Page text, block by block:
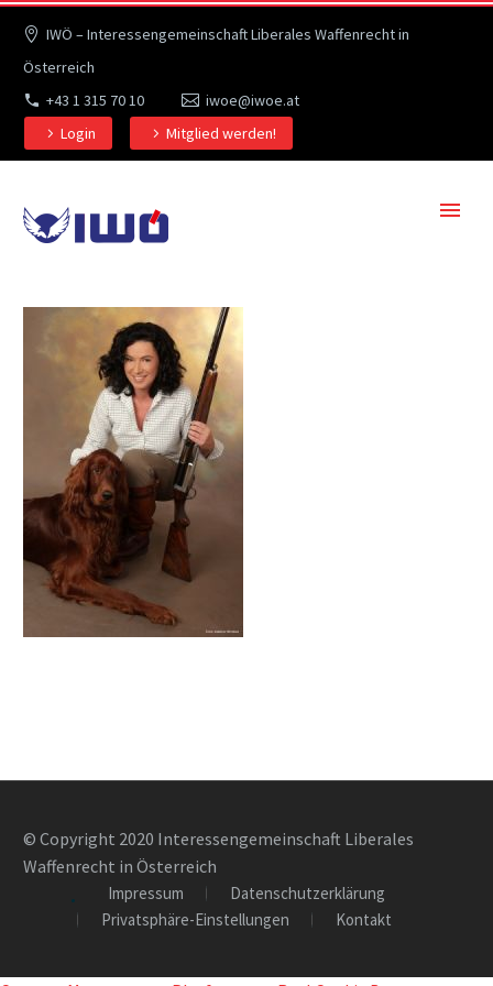
IWÖ – Interessengemeinschaft Liberales Waffenrecht in
Österreich
+43 1 315 70 10
iwoe@iwoe.at
Login
Mitglied werden!
© Copyright 2020 Interessengemeinschaft Liberales
Waffenrecht in Österreich
Impressum
Datenschutzerklärung
Privatsphäre-Einstellungen
Kontakt